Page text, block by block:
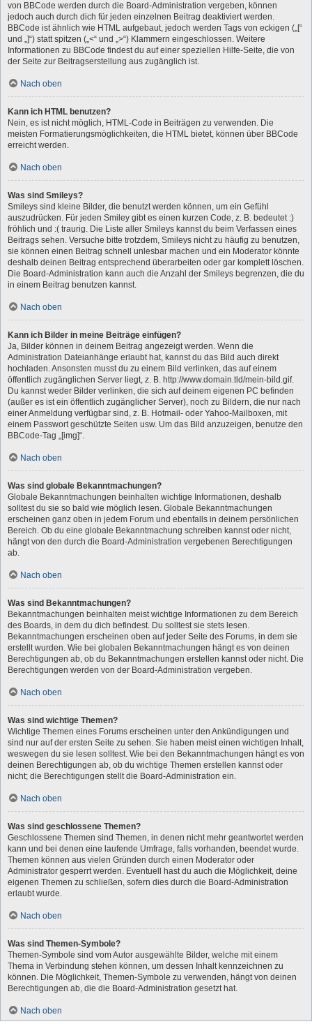
von BBCode werden durch die Board-Administration vergeben, können
jedoch auch durch dich für jeden einzelnen Beitrag deaktiviert werden.
BBCode ist ähnlich wie HTML aufgebaut, jedoch werden Tags von eckigen („[“
und „]“) statt spitzen („<“ und „>“) Klammern eingeschlossen. Weitere
Informationen zu BBCode findest du auf einer speziellen Hilfe-Seite, die von
der Seite zur Beitragserstellung aus zugänglich ist.
Nach oben
Kann ich HTML benutzen?
Nein, es ist nicht möglich, HTML-Code in Beiträgen zu verwenden. Die
meisten Formatierungsmöglichkeiten, die HTML bietet, können über BBCode
erreicht werden.
Nach oben
Was sind Smileys?
Smileys sind kleine Bilder, die benutzt werden können, um ein Gefühl
auszudrücken. Für jeden Smiley gibt es einen kurzen Code, z. B. bedeutet :)
fröhlich und :( traurig. Die Liste aller Smileys kannst du beim Verfassen eines
Beitrags sehen. Versuche bitte trotzdem, Smileys nicht zu häufig zu benutzen,
sie können einen Beitrag schnell unlesbar machen und ein Moderator könnte
deshalb deinen Beitrag entsprechend überarbeiten oder gar komplett löschen.
Die Board-Administration kann auch die Anzahl der Smileys begrenzen, die du
in einem Beitrag benutzen kannst.
Nach oben
Kann ich Bilder in meine Beiträge einfügen?
Ja, Bilder können in deinem Beitrag angezeigt werden. Wenn die
Administration Dateianhänge erlaubt hat, kannst du das Bild auch direkt
hochladen. Ansonsten musst du zu einem Bild verlinken, das auf einem
öffentlich zugänglichen Server liegt, z. B. http://www.domain.tld/mein-bild.gif.
Du kannst weder Bilder verlinken, die sich auf deinem eigenen PC befinden
(außer es ist ein öffentlich zugänglicher Server), noch zu Bildern, die nur nach
einer Anmeldung verfügbar sind, z. B. Hotmail- oder Yahoo-Mailboxen, mit
einem Passwort geschützte Seiten usw. Um das Bild anzuzeigen, benutze den
BBCode-Tag „[img]“.
Nach oben
Was sind globale Bekanntmachungen?
Globale Bekanntmachungen beinhalten wichtige Informationen, deshalb
solltest du sie so bald wie möglich lesen. Globale Bekanntmachungen
erscheinen ganz oben in jedem Forum und ebenfalls in deinem persönlichen
Bereich. Ob du eine globale Bekanntmachung schreiben kannst oder nicht,
hängt von den durch die Board-Administration vergebenen Berechtigungen
ab.
Nach oben
Was sind Bekanntmachungen?
Bekanntmachungen beinhalten meist wichtige Informationen zu dem Bereich
des Boards, in dem du dich befindest. Du solltest sie stets lesen.
Bekanntmachungen erscheinen oben auf jeder Seite des Forums, in dem sie
erstellt wurden. Wie bei globalen Bekanntmachungen hängt es von deinen
Berechtigungen ab, ob du Bekanntmachungen erstellen kannst oder nicht. Die
Berechtigungen werden von der Board-Administration vergeben.
Nach oben
Was sind wichtige Themen?
Wichtige Themen eines Forums erscheinen unter den Ankündigungen und
sind nur auf der ersten Seite zu sehen. Sie haben meist einen wichtigen Inhalt,
weswegen du sie lesen solltest. Wie bei den Bekanntmachungen hängt es von
deinen Berechtigungen ab, ob du wichtige Themen erstellen kannst oder
nicht; die Berechtigungen stellt die Board-Administration ein.
Nach oben
Was sind geschlossene Themen?
Geschlossene Themen sind Themen, in denen nicht mehr geantwortet werden
kann und bei denen eine laufende Umfrage, falls vorhanden, beendet wurde.
Themen können aus vielen Gründen durch einen Moderator oder
Administrator gesperrt werden. Eventuell hast du auch die Möglichkeit, deine
eigenen Themen zu schließen, sofern dies durch die Board-Administration
erlaubt wurde.
Nach oben
Was sind Themen-Symbole?
Themen-Symbole sind vom Autor ausgewählte Bilder, welche mit einem
Thema in Verbindung stehen können, um dessen Inhalt kennzeichnen zu
können. Die Möglichkeit, Themen-Symbole zu verwenden, hängt von deinen
Berechtigungen ab, die die Board-Administration gesetzt hat.
Nach oben